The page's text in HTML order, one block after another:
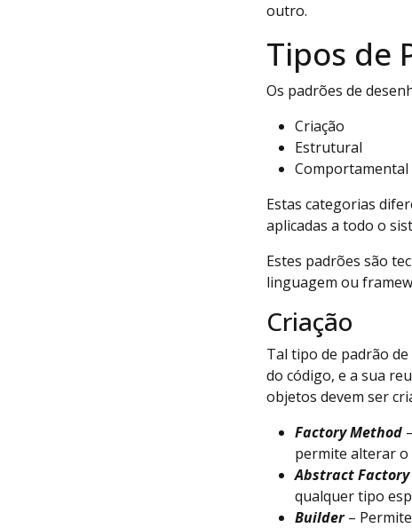
outro.
Tipos de
Os padrões de
Criação
Estrutural
Comportamental
Estas categorias
aplicadas a todo o
Estes padrões são
linguagem ou
Criação
Tal tipo de padrão
do código, e a sua
objetos devem ser
Factory Method
permite alterar o
Abstract Factory
qualquer tipo
Builder–